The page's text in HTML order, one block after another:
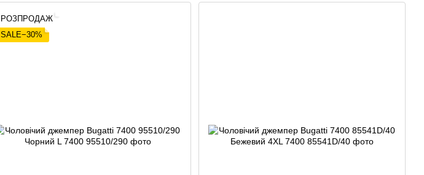
РОЗПРОДАЖ
SALE−30%